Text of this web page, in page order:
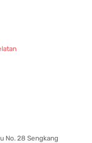
No. 28 Sengkang